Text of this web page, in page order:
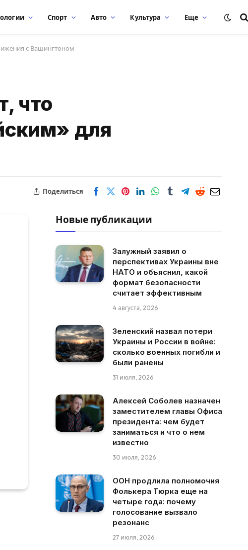
Спорт Авто Культура Еще
с Вашингтоном
что
для
Поделиться
Новые публикации
Залужный заявил о
перспективах Украины вне
НАТО и объяснил, какой
формат безопасности
считает эффективным
4 августа, 2026
Зеленский назвал потери
Украины и России в войне:
сколько военных погибли и
были ранены
31 июля, 2026
Алексей Соболев назначен
заместителем главы Офиса
президента: чем будет
заниматься и что о нем
известно
30 июля, 2026
ООН продлила полномочия
Фолькера Тюрка еще на
четыре года: почему
голосование вызвало
резонанс
27 июля, 2026